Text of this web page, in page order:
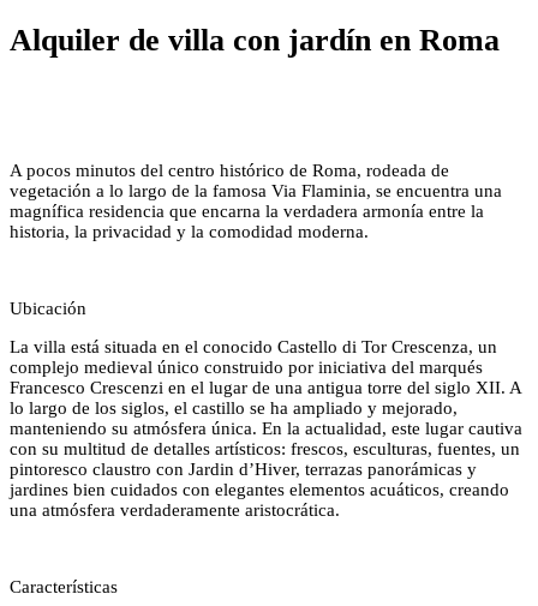
Alquiler de villa con jardín en Roma
A pocos minutos del centro histórico de Roma, rodeada de
vegetación a lo largo de la famosa Via Flaminia, se encuentra una
magnífica residencia que encarna la verdadera armonía entre la
historia, la privacidad y la comodidad moderna.
Ubicación
La villa está situada en el conocido Castello di Tor Crescenza, un
complejo medieval único construido por iniciativa del marqués
Francesco Crescenzi en el lugar de una antigua torre del siglo XII. A
lo largo de los siglos, el castillo se ha ampliado y mejorado,
manteniendo su atmósfera única. En la actualidad, este lugar cautiva
con su multitud de detalles artísticos: frescos, esculturas, fuentes, un
pintoresco claustro con Jardin d’Hiver, terrazas panorámicas y
jardines bien cuidados con elegantes elementos acuáticos, creando
una atmósfera verdaderamente aristocrática.
Características